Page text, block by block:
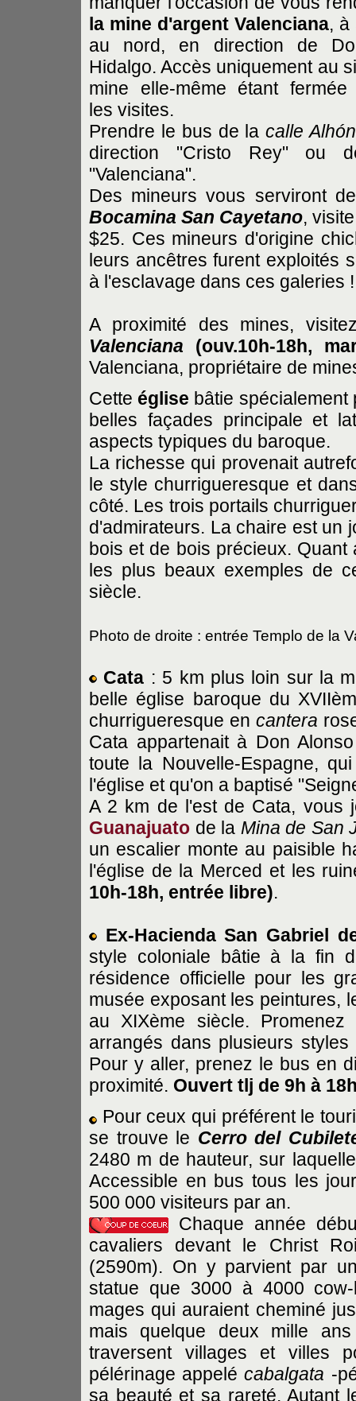
la mine d'argent Valenciana, à
au nord, en direction de
Hidalgo. Accès uniquement au
mine elle-même étant fermée
les visites.
Prendre le bus de lacalle
direction "Cristo Rey" ou
"Valenciana".
Des mineurs vous serviront
BocaminaSan Cayetano,
$25. Ces mineurs d'origine
leurs ancêtres furent exploités
à l'esclavage dans ces galeries !
A proximité des mines,
Valenciana
(ouv.10h-18h,
Valenciana, propriétaire de
Cette église bâtie
belles façades principale et
aspects typiques du baroque.
La richesse qui provenait
le style churrigueresque et
côté. Les trois portails
d'admirateurs. La chaire est un
bois et de bois précieux.
les plus beaux exemples de
siècle.
Photo de droite : entrée Templo de la
Cata : 5 km plus loin sur la
belle église baroque du
churrigueresque en cantera
Cata appartenait à Don
toute la Nouvelle-Espagne,
l'église et qu'on a baptisé
A 2 km de l'est de Cata, vous
Guanajuato de la Mina de San
un escalier monte au paisible
l'église de la Merced et les
10h-18h, entrée libre).
Ex-Hacienda San Gabriel
style coloniale bâtie à la fin
résidence officielle pour les
musée exposant les peintures,
au XIXème siècle.
arrangés dans plusieurs
Pour y aller, prenez le bus en
proximité. Ouvert tlj de 9h à
Pour ceux qui préférent le
se trouve le Cerro del
2480 m de hauteur, sur
Accessible en bus tous les
500 000 visiteurs par an.
Chaque année
cavaliers devant le Christ
(2590m). On y parvient par
statue que 3000 à 4000
mages qui auraient cheminé
mais quelque deux mille
traversent villages et villes
pélérinage appelécabalgata -
sa beauté et sa rareté. Autant